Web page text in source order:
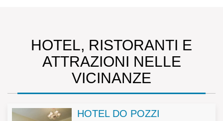
HOTEL, RISTORANTI E
ATTRAZIONI NELLE
VICINANZE
HOTEL DO POZZI